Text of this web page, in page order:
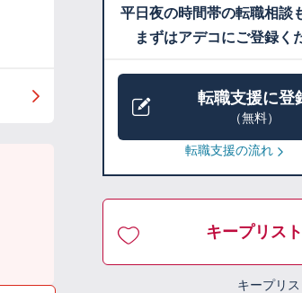
平日夜の時間帯の転職相談
まずはアデコにご登録く
転職支援に登
（無料）
転職支援の流れ
キープリスト
キープリ